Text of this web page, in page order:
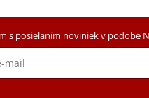
s posielaním noviniek v podobe